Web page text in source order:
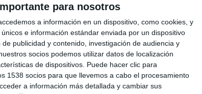
para nosotros
a información en un dispositivo, como cookies, y
e información estándar enviada por un dispositivo
publicidad y contenido, investigación de audiencia y
socios podemos utilizar datos de localización
de dispositivos. Puede hacer clic para
1538 socios para que llevemos a cabo el procesamiento
a información más detallada y cambiar sus